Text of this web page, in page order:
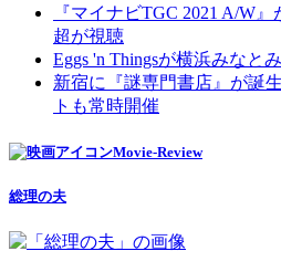
『マイナビTGC 2021 A/W
超が視聴
Eggs 'n Thingsが横浜みなと
新宿に『謎専門書店』が誕
トも常時開催
Movie-Review
総理の夫